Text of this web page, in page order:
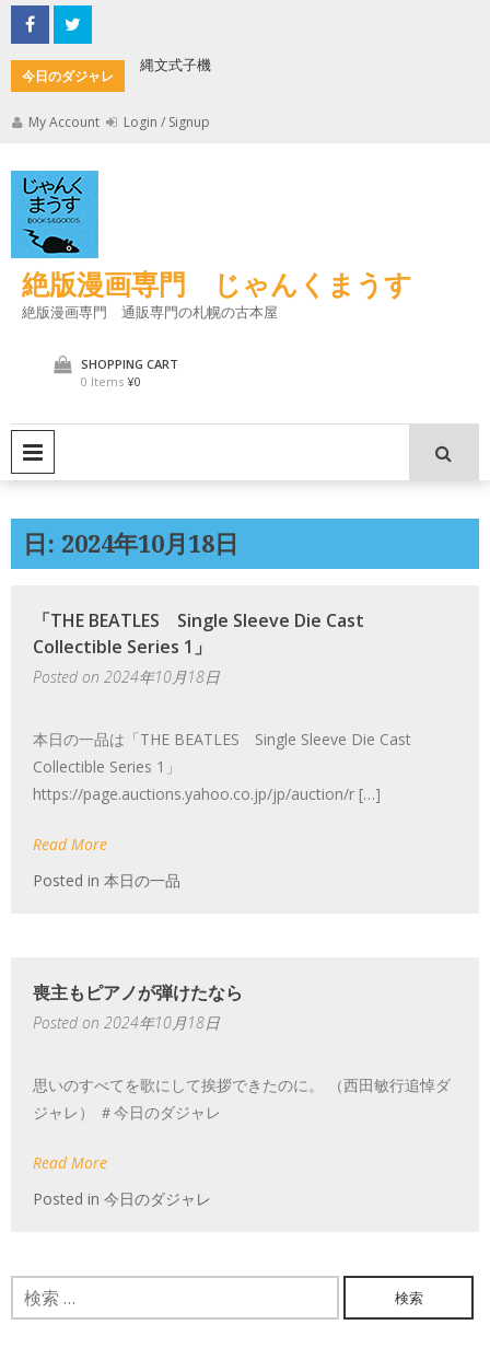
Skip
to
content
今日のダジャレ
縄文式子機
My Account Login / Signup
絶版漫画専門 じゃんくまうす
絶版漫画専門 通販専門の札幌の古本屋
SHOPPING CART
0 Items ¥0
日: 2024年10月18日
「THE BEATLES Single Sleeve Die Cast
Collectible Series 1」
Posted on 2024年10月18日
本日の一品は「THE BEATLES Single Sleeve Die Cast
Collectible Series 1」
https://page.auctions.yahoo.co.jp/jp/auction/r […]
Read More
Posted in 本日の一品
喪主もピアノが弾けたなら
Posted on 2024年10月18日
思いのすべてを歌にして挨拶できたのに。 （西田敏行追悼ダ
ジャレ） ＃今日のダジャレ
Read More
Posted in 今日のダジャレ
検
索: